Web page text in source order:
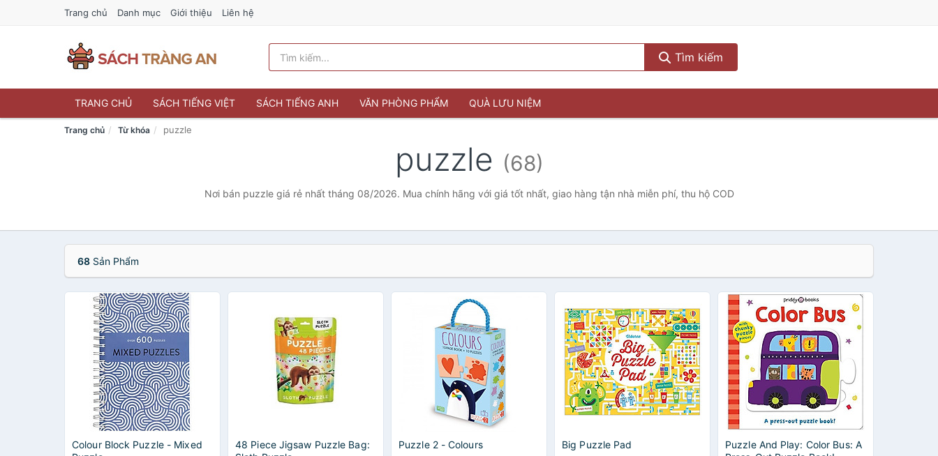
Trang chủ Danh mục Giới thiệu Liên hệ
Tìm kiếm
TRANG CHỦ SÁCH TIẾNG VIỆT SÁCH TIẾNG ANH VĂN PHÒNG PHẨM QUÀ LƯU NIỆM
Trang chủ Từ khóa puzzle
puzzle (68)
Nơi bán puzzle giá rẻ nhất tháng 08/2026. Mua chính hãng với giá tốt nhất, giao hàng tận nhà miễn phí, thu hộ COD
68 Sản Phẩm
Colour Block Puzzle - Mixed
48 Piece Jigsaw Puzzle Bag:
Puzzle 2 - Colours Big Puzzle Pad
Puzzle And Play: Color Bus: A